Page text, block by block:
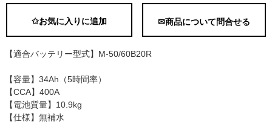
✩お気に入りに追加 ✉商品について問合せる
【適合バッテリー型式】M-50/60B20R
【容量】34Ah（5時間率）
【CCA】400A
【電池質量】10.9kg
【仕様】無補水